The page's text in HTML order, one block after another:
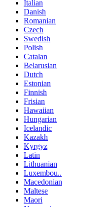
Italian
Danish
Romanian
Czech
Swedish
Polish
Catalan
Belarusian
Dutch
Estonian
Finnish
Frisian
Hawaiian
Hungarian
Icelandic
Kazakh
Kyrgyz
Latin
Lithuanian
Luxembou..
Macedonian
Maltese
Maori